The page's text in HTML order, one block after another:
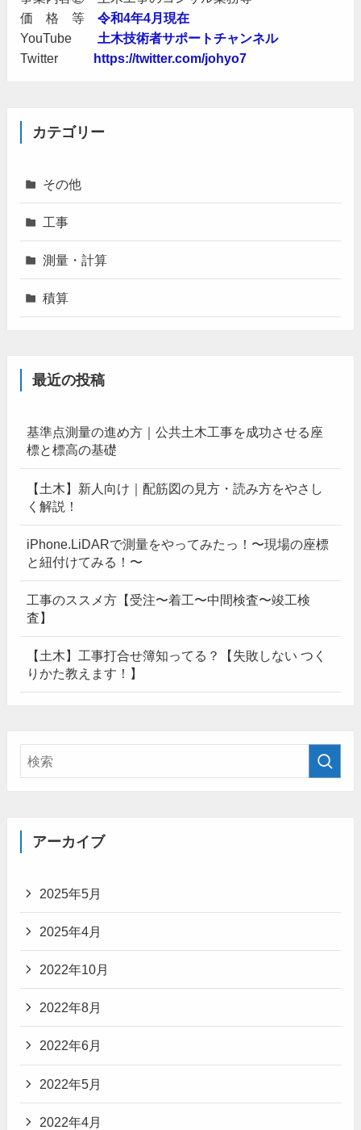
価 格 等 令和4年4月現在
YouTube 土木技術者サポートチャンネル
Twitter https://twitter.com/johyo7
カテゴリー
その他
工事
測量・計算
積算
最近の投稿
基準点測量の進め方｜公共土木工事を成功させる座
標と標高の基礎
【土木】新人向け｜配筋図の見方・読み方をやさし
く解説！
iPhone.LiDARで測量をやってみたっ！〜現場の座標
と紐付けてみる！〜
工事のススメ方【受注〜着工〜中間検査〜竣工検
査】
【土木】工事打合せ簿知ってる？【失敗しない つく
りかた教えます！】
アーカイブ
2025年5月
2025年4月
2022年10月
2022年8月
2022年6月
2022年5月
2022年4月